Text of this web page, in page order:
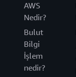
AWS
Nedir?
Bulut
Bilgi
İşlem
nedir?